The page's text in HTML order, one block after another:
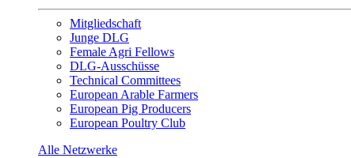
Mitgliedschaft
Junge DLG
Female Agri Fellows
DLG-Ausschüsse
Technical Committees
European Arable Farmers
European Pig Producers
European Poultry Club
Alle Netzwerke